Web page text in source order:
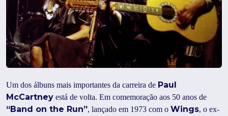
Um dos álbuns mais importantes da carreira de Paul
McCartney está de volta. Em comemoração aos 50 anos de
“Band on the Run”, lançado em 1973 com o Wings, o ex-